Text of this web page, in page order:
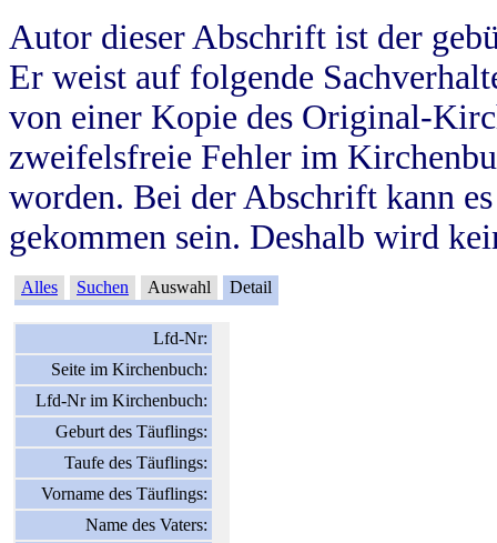
Autor dieser Abschrift ist der
Er weist auf folgende
von einer Kopie des Original-
zweifelsfreie Fehler im
worden. Bei der Abschrift kann
gekommen sein. Deshalb wird
Alles Suchen Auswahl Detail
Lfd-Nr:
Seite im Kirchenbuch:
Lfd-Nr im Kirchenbuch:
Geburt des Täuflings:
Taufe des Täuflings:
Vorname des Täuflings:
Name des Vaters: